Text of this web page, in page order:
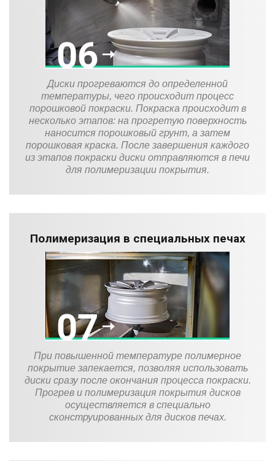
Диски прогреваются до определенной
температуры, чего происходит процесс
порошковой покраски. Покраска происходит в
несколько этапов: на прогретую поверхность
наносится порошковый грунт, а затем
порошковая краска. После завершения каждого
из этапов покраски диски отправляются в печи
для полимеризации покрытия.
Полимеризация в специальных печах
При повышенной температуре полимерное
покрытие запекается, позволяя использовать
диски сразу после окончания процесса покраски.
Прогрев и полимеризация покрытия дисков
осуществляется в специально
сконструированных для дисков печах.